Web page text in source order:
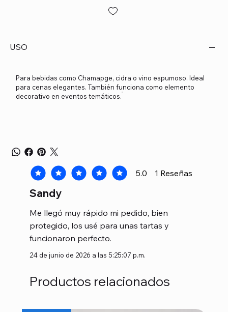
USO
Para bebidas como Chamapge, cidra o vino espumoso. Ideal
para cenas elegantes. También funciona como elemento
decorativo en eventos temáticos.
5.0 1 Reseñas
la calificación promedio es 5 de 5, basada en 1
Sandy
Me llegó muy rápido mi pedido, bien
protegido, los usé para unas tartas y
funcionaron perfecto.
24 de junio de 2026 a las 5:25:07 p.m.
Productos relacionados